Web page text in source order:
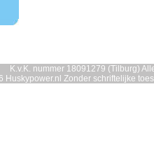
K.v.K. nummer 18091279 (Tilburg)
Huskypower.nl Zonder schriftelijke